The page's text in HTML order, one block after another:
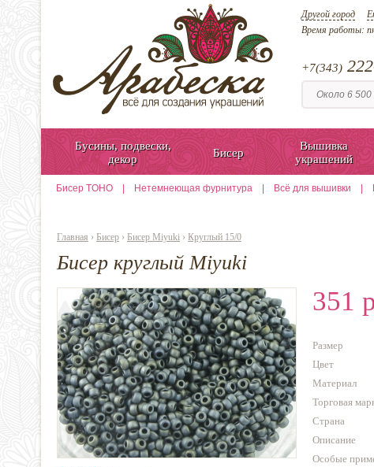
Другой город
Время работы:
+7(343)
Бусины, подвески,
декор
Бисер
Вышивка
украшений
Бисер TOHO Нетемнеющая фурнитура Всё для вышивки
Главная › Бисер › Бисер Miyuki › Круглый 15/0
Бисер круглый Miyuki
351
Размер
Цвет
Материал
Торговая
Страна
Описание
Особые